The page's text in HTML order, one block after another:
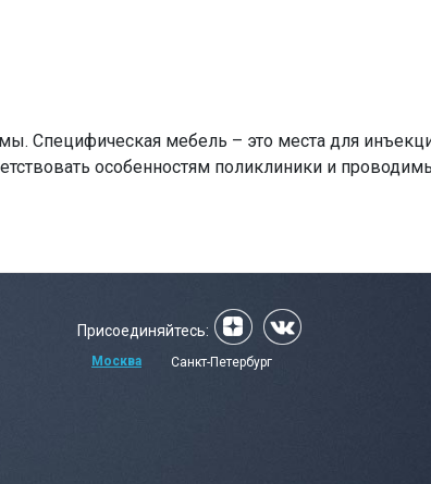
Специфическая мебель – это места для
особенностям поликлиники и
Присоединяйтесь:
Москва Санкт-Петербург